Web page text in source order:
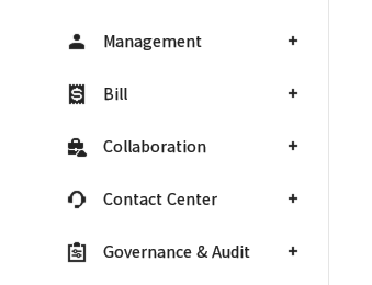
Management
Bill
Collaboration
Contact Center
Governance & Audit